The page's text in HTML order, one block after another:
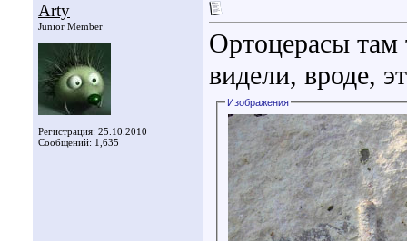
Arty
Junior Member
Регистрация: 25.10.2010
Сообщений: 1,635
Ортоцерасы там
видели, вроде,
Изображения